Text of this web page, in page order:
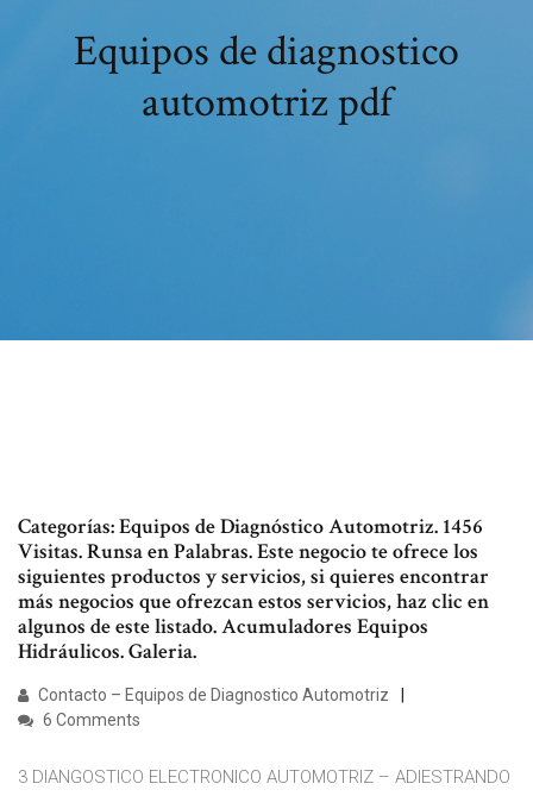
Equipos de diagnostico
automotriz pdf
Categorías: Equipos de Diagnóstico Automotriz. 1456
Visitas. Runsa en Palabras. Este negocio te ofrece los
siguientes productos y servicios, si quieres encontrar
más negocios que ofrezcan estos servicios, haz clic en
algunos de este listado. Acumuladores Equipos
Hidráulicos. Galeria.
Contacto – Equipos de Diagnostico Automotriz
6 Comments
3 DIANGOSTICO ELECTRONICO AUTOMOTRIZ – ADIESTRANDO